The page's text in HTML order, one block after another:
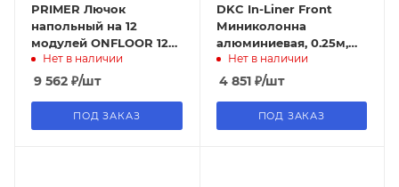
PRIMER Лючок
напольный на 12
модулей ONFLOOR 12
IEKНет в наличии
9 562 ₽/шт
ПОД ЗАКАЗ
DKC In-Liner Front
Миниколонна
алюминиевая, 0.25м,
цвет белый
Нет в наличии
4 851₽/шт
ПОД ЗАКАЗ